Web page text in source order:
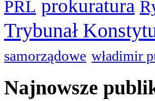
PRL prokuratura
Trybunał
samorządowe władimir
Najnowsze